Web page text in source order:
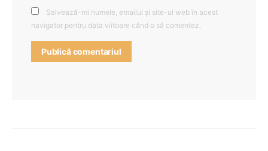
Salvează-mi numele, emailul și site-ul web în acest
navigator pentru data viitoare când o să comentez.